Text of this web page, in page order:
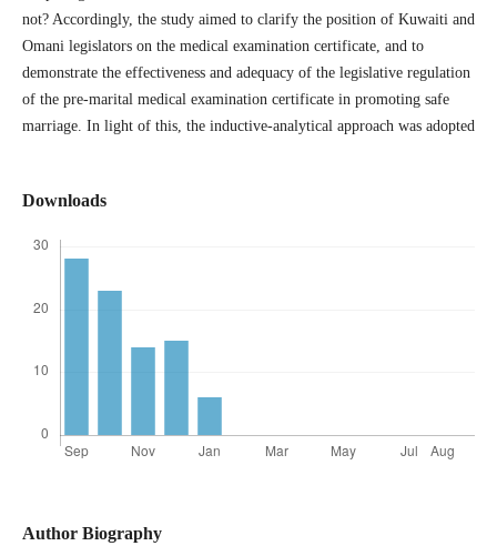
not? Accordingly, the study aimed to clarify the position of Kuwaiti and
Omani legislators on the medical examination certificate, and to
demonstrate the effectiveness and adequacy of the legislative regulation
of the pre-marital medical examination certificate in promoting safe
marriage. In light of this, the inductive-analytical approach was adopted
Downloads
Author Biography